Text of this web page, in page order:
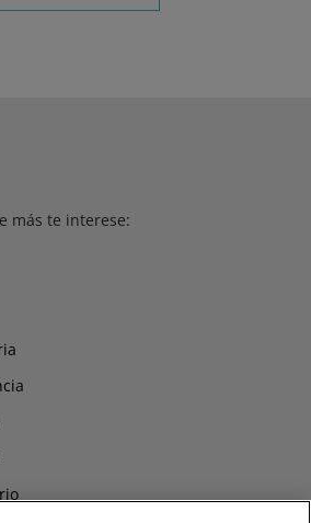
más te interese: